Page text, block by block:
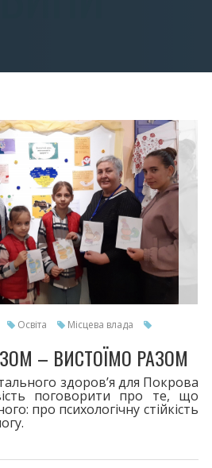
Освіта Місцева влада
– ВИСТОЇМО РАЗОМ
здоров’я для Покрова
поговорити про те, що
про психологічну стійкість